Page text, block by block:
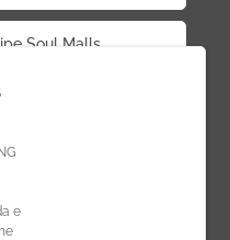
e
Soul Malls
West Plaza
Parceiros